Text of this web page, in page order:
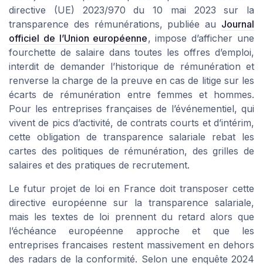
directive (UE) 2023/970 du 10 mai 2023 sur la
transparence des rémunérations, publiée au Journal
officiel de l’Union européenne, impose d’afficher une
fourchette de salaire dans toutes les offres d’emploi,
interdit de demander l’historique de rémunération et
renverse la charge de la preuve en cas de litige sur les
écarts de rémunération entre femmes et hommes.
Pour les entreprises françaises de l’événementiel, qui
vivent de pics d’activité, de contrats courts et d’intérim,
cette obligation de transparence salariale rebat les
cartes des politiques de rémunération, des grilles de
salaires et des pratiques de recrutement.
Le futur projet de loi en France doit transposer cette
directive européenne sur la transparence salariale,
mais les textes de loi prennent du retard alors que
l’échéance européenne approche et que les
entreprises francaises restent massivement en dehors
des radars de la conformité. Selon une enquête 2024